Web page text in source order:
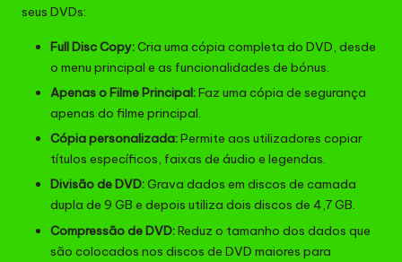
seus DVDs:
Full Disc Copy:Cria uma cópia completa do DVD, desde
o menu principal e as funcionalidades de bónus.
Apenas o Filme Principal:Faz uma cópia de segurança
apenas do filme principal.
Cópia personalizada:Permite aos utilizadores copiar
títulos específicos, faixas de áudio e legendas.
Divisão de DVD:Grava dados em discos de camada
dupla de 9 GB e depois utiliza dois discos de 4,7 GB.
Compressão de DVD:Reduz o tamanho dos dados que
são colocados nos discos de DVD maiores para